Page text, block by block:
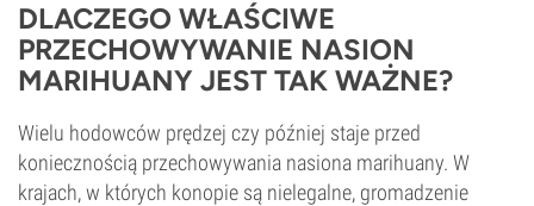
DLACZEGO WŁAŚCIWE
PRZECHOWYWANIE NASION
MARIHUANY JEST TAK WAŻNE?
Wielu hodowców prędzej czy później staje przed
koniecznością przechowywania nasiona marihuany. W
krajach, w których konopie są nielegalne, gromadzenie